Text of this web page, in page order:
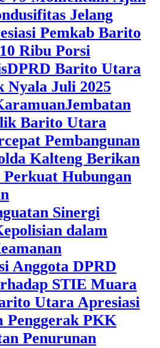
Jelang
Pemkab Barito
Ribu Porsi
DPRD Barito Utara
Juli 2025
Jembatan
Barito Utara
Pembangunan
Kalteng Berikan
Perkuat Hubungan
Sinergi
dalam
Anggota DPRD
STIE Muara
Utara Apresiasi
Penggerak PKK
Penurunan